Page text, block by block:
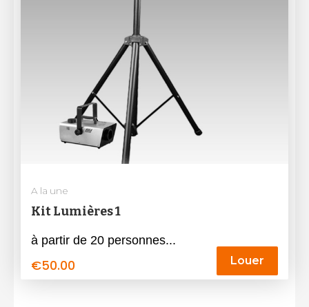
A la une
Kit Lumières 1
à partir de 20 personnes...
€50.00 Louer